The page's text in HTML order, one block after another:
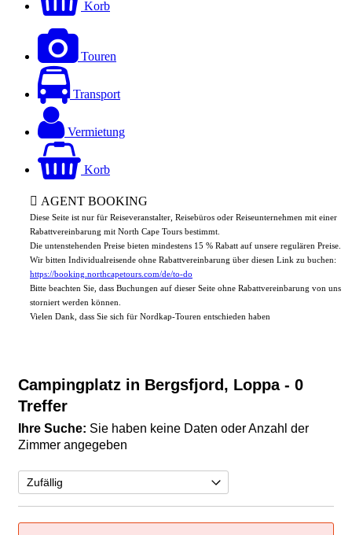
Korb
Touren
Transport
Vermietung
Korb
AGENT BOOKING
Diese Seite ist nur für Reiseveranstalter, Reisebüros oder Reiseunternehmen mit einer
Rabattvereinbarung mit North Cape Tours bestimmt.
Die untenstehenden Preise bieten mindestens 15 % Rabatt auf unsere regulären Preise.
Wir bitten Individualreisende ohne Rabattvereinbarung über diesen Link zu buchen:
https://booking.northcapetours.com/de/to-do
Bitte beachten Sie, dass Buchungen auf dieser Seite ohne Rabattvereinbarung von uns
storniert werden können.
Vielen Dank, dass Sie sich für Nordkap-Touren entschieden haben
Campingplatz in Bergsfjord, Loppa - 0
Treffer
Ihre Suche: Sie haben keine Daten oder Anzahl der
Zimmer angegeben